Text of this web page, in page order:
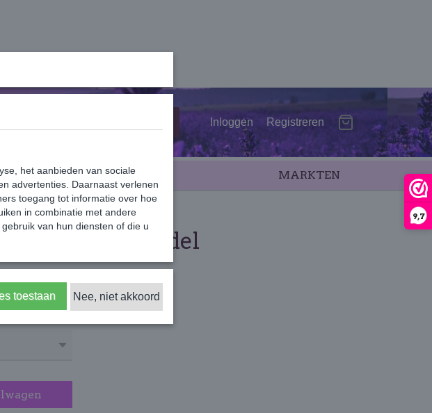
9,7
Inloggen Registreren
MARKTEN
Verzorging SALE
Bar Lavendel
het aanbieden van sociale
advertenties. Daarnaast verlenen
toegang tot informatie over hoe
in combinatie met andere
van hun diensten of die u
toestaan Nee, niet akkoord